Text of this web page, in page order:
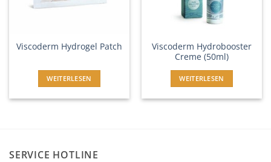
Viscoderm Hydrogel Patch
WEITERLESEN
Viscoderm Hydrobooster
Creme (50ml)
WEITERLESEN
SERVICE HOTLINE